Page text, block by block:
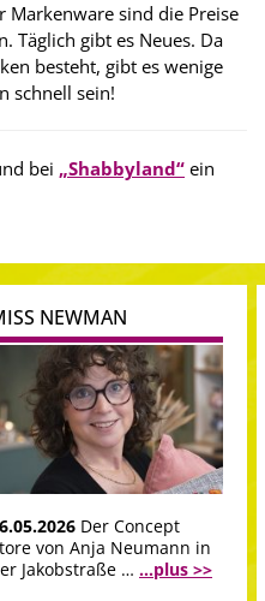
Markenware sind die Preise
Täglich gibt es Neues. Da
besteht, gibt es wenige
schnell sein!
bei „Shabbyland“ ein
NEWMAN
Der Concept
von Anja Neumann in
Jakobstraße … ...plus >>